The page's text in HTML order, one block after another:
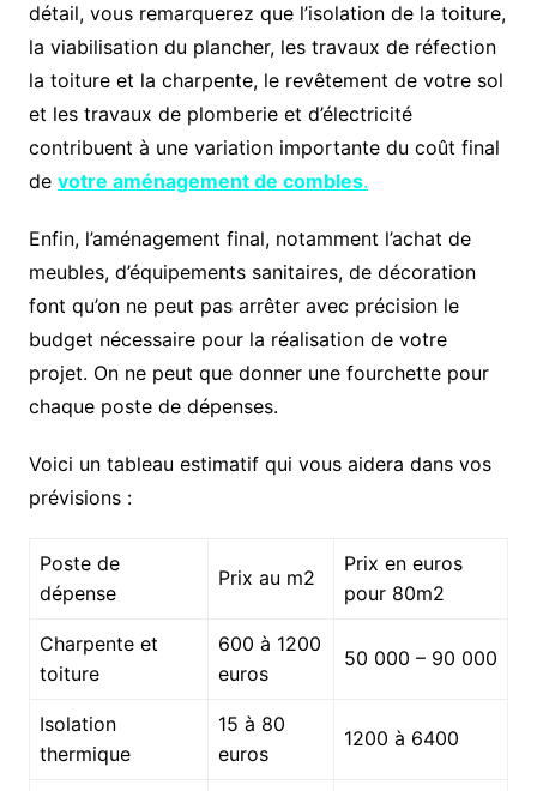
détail, vous remarquerez que l’isolation de la toiture,
la viabilisation du plancher, les travaux de réfection
la toiture et la charpente, le revêtement de votre sol
et les travaux de plomberie et d’électricité
contribuent à une variation importante du coût final
de votre aménagement de combles.
Enfin, l’aménagement final, notamment l’achat de
meubles, d’équipements sanitaires, de décoration
font qu’on ne peut pas arrêter avec précision le
budget nécessaire pour la réalisation de votre
projet. On ne peut que donner une fourchette pour
chaque poste de dépenses.
Voici un tableau estimatif qui vous aidera dans vos
prévisions :
Poste de
dépense
Prix au m2
Prix en euros
pour 80m2
Charpente et
toiture
600 à 1200
euros
50 000 – 90 000
Isolation
thermique
15 à 80
euros
1200 à 6400